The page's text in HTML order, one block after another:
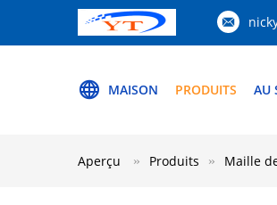
MAISON PRODUITS AU
Aperçu Produits Maille